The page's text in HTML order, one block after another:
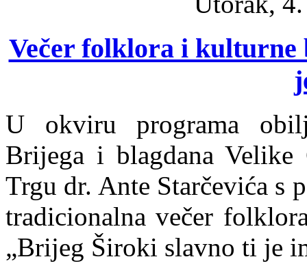
Večer folklora i kulturne
U okviru programa
Brijega i blagdana
Trgu dr. Ante Starčevića s
tradicionalna večer
„Brijeg Široki slavno ti je